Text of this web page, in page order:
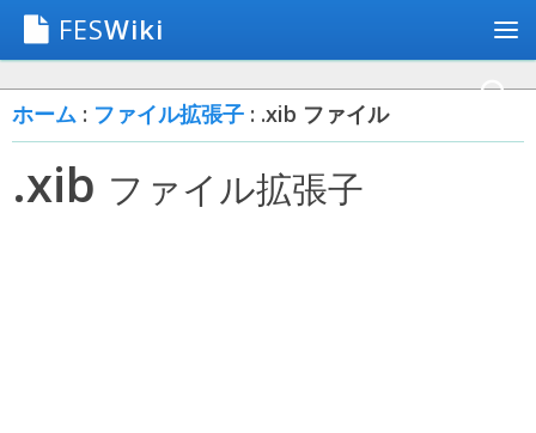
FESWiki
ホーム : ファイル拡張子 : .xib ファイル
.xib ファイル拡張子